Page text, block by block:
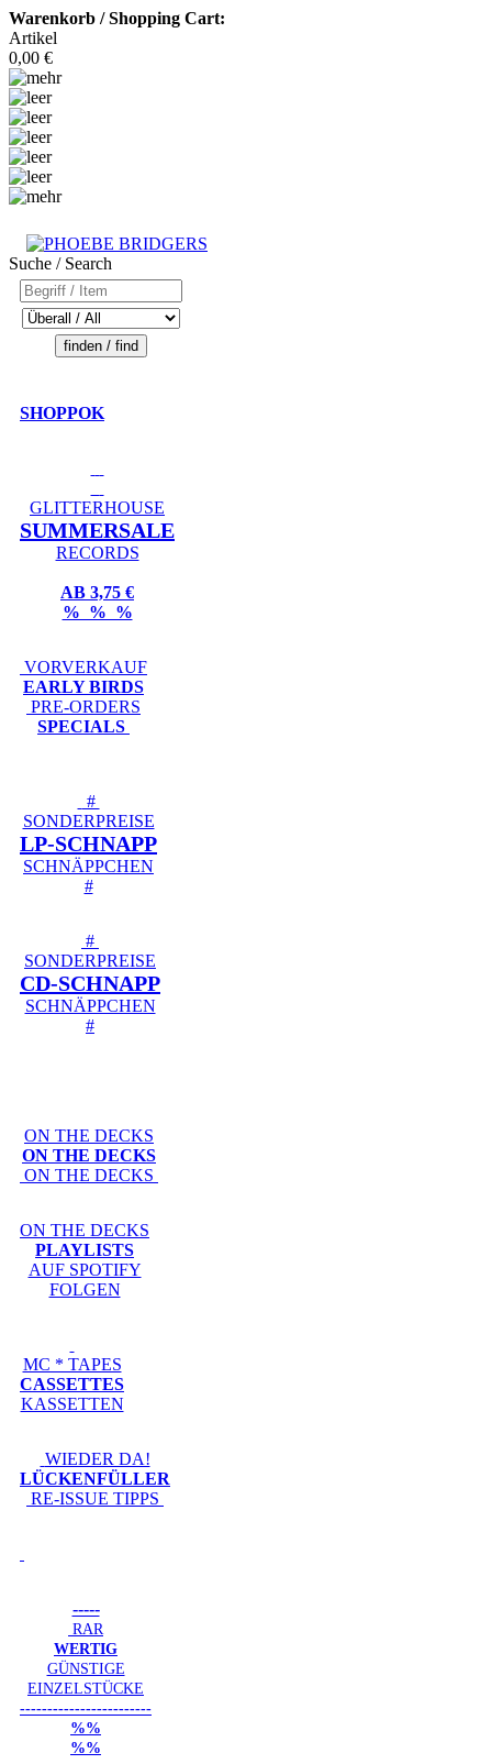
Warenkorb / Shopping Cart:
Artikel
0,00 €
Suche / Search
SHOPPOK
GLITTERHOUSE
SUMMERSALE
RECORDS
AB 3,75 €
% % %
VORVERKAUF
EARLY BIRDS
PRE-ORDERS
SPECIALS
#
SONDERPREISE
LP-SCHNAPP
SCHNÄPPCHEN
#
#
SONDERPREISE
CD-SCHNAPP
SCHNÄPPCHEN
#
ON THE DECKS
ON THE DECKS
ON THE DECKS
ON THE DECKS
PLAYLISTS
AUF SPOTIFY
FOLGEN
MC * TAPES
CASSETTES
KASSETTEN
WIEDER DA!
LÜCKENFÜLLER
RE-ISSUE TIPPS
-----
RAR
WERTIG
GÜNSTIGE
EINZELSTÜCKE
------------------------
%%
%%